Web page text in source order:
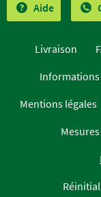
Aide
Livraison
Mentions légales